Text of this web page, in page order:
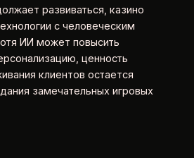
развиваться, казино
с человеческим
ИИ может повысить
ценность
клиентов остается
замечательных игровых